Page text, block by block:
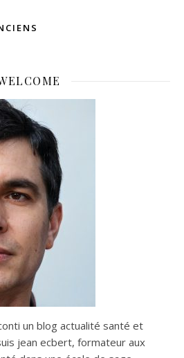
un blog actualité santé et
jean ecbert, formateur aux